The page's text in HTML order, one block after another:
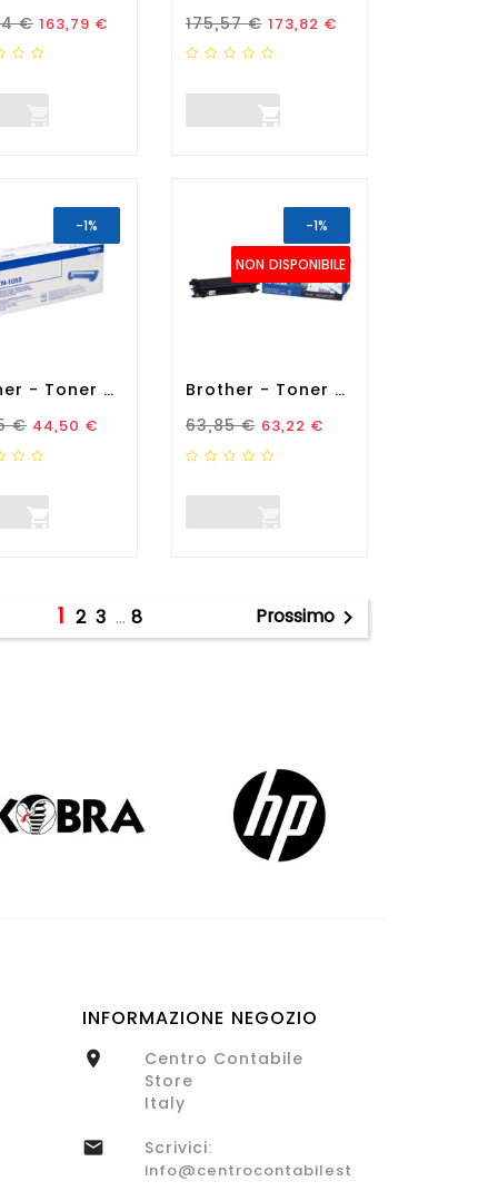
Standard
€ Prezzo
163,79 € Prezzo Standard
175,57 € Prezzo
173,82 €

-1%
Brother - Toner - Nero -...
Standard
€ Prezzo
44,50 €

NON DISPONIBILE
-1%
Brother - Toner - Nero -...
Prezzo Standard
63,85 € Prezzo
63,22 €
123 … 8 Prossimo
INFORMAZIONE NEGOZIO

Centro Contabile
Store
Italy
 Scrivici:
info@centrocontabilestore.com